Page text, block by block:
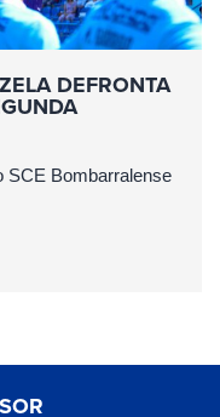
DEFRONTA
SCE Bombarralense